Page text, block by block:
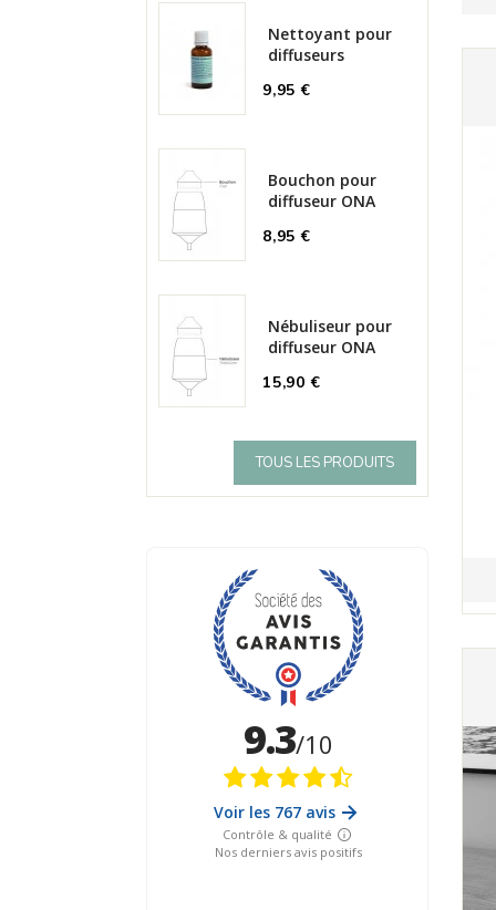
Nettoyant pour
diffuseurs
9,95 €
Bouchon pour
diffuseur ONA
8,95 €
Nébuliseur pour
diffuseur ONA
15,90 €
TOUS LES PRODUITS